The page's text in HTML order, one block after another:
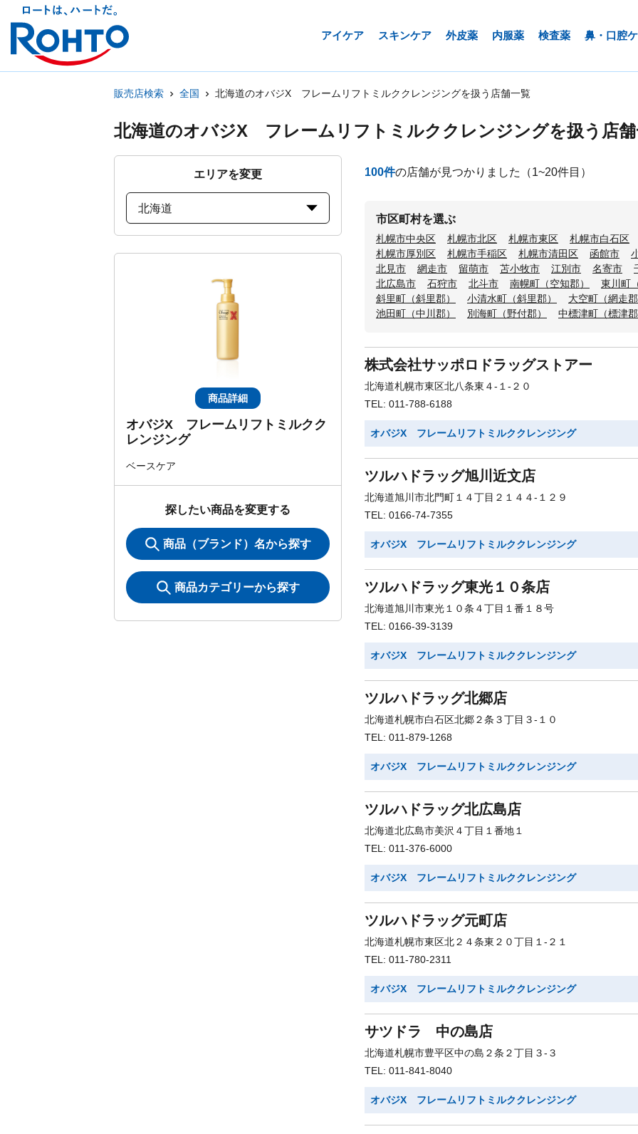
アイケア スキンケア 外皮薬 内服薬 検査薬 鼻・口腔
販売店検索 全国 北海道のオバジX フレームリフトミルククレンジングを扱う店舗一覧
北海道のオバジX フレームリフトミルククレンジングを扱う店
エリアを変更
北海道
商品詳細
オバジX フレームリフトミルクク
レンジング
ベースケア
探したい商品を変更する
商品（ブランド）名から探す
商品カテゴリーから探す
100件の店舗が見つかりました （1~20件目）
市区町村を選ぶ
札幌市中央区 札幌市北区 札幌市東区
札幌市白石区
札幌市厚別区
札幌市手稲区 札幌市清田区 函館市
北見市
網走市 留萌市 苫小牧市 江別市 名寄市
北広島市
石狩市 北斗市 南幌町（空知郡）
東川町
斜里町（斜里郡）
小清水町（斜里郡）
大空町（網走
池田町（中川郡）
別海町（野付郡） 中標津町（標津
株式会社サッポロドラッグストアー
北海道札幌市東区北八条東４-１-２０
TEL: 011-788-6188
オバジX フレームリフトミルククレンジング
ツルハドラッグ旭川近文店
北海道旭川市北門町１４丁目２１４４-１２９
TEL: 0166-74-7355
オバジX フレームリフトミルククレンジング
ツルハドラッグ東光１０条店
北海道旭川市東光１０条４丁目１番１８号
TEL: 0166-39-3139
オバジX フレームリフトミルククレンジング
ツルハドラッグ北郷店
北海道札幌市白石区北郷２条３丁目３-１０
TEL: 011-879-1268
オバジX フレームリフトミルククレンジング
ツルハドラッグ北広島店
北海道北広島市美沢４丁目１番地１
TEL: 011-376-6000
オバジX フレームリフトミルククレンジング
ツルハドラッグ元町店
北海道札幌市東区北２４条東２０丁目１-２１
TEL: 011-780-2311
オバジX フレームリフトミルククレンジング
サツドラ 中の島店
北海道札幌市豊平区中の島２条２丁目３-３
TEL: 011-841-8040
オバジX フレームリフトミルククレンジング